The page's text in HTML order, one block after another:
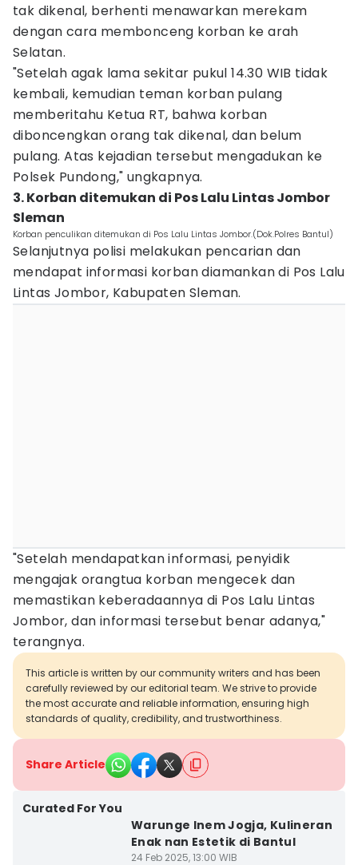
tak dikenal, berhenti menawarkan merekam
dengan cara membonceng korban ke arah
Selatan.
"Setelah agak lama sekitar pukul 14.30 WIB tidak
kembali, kemudian teman korban pulang
memberitahu Ketua RT, bahwa korban
diboncengkan orang tak dikenal, dan belum
pulang. Atas kejadian tersebut mengadukan ke
Polsek Pundong," ungkapnya.
3. Korban ditemukan di Pos Lalu Lintas Jombor
Sleman
Korban penculikan ditemukan di Pos Lalu Lintas Jombor.(Dok.Polres Bantul)
Selanjutnya polisi melakukan pencarian dan
mendapat informasi korban diamankan di Pos Lalu
Lintas Jombor, Kabupaten Sleman.
"Setelah mendapatkan informasi, penyidik
mengajak orangtua korban mengecek dan
memastikan keberadaannya di Pos Lalu Lintas
Jombor, dan informasi tersebut benar adanya,"
terangnya.
This article is written by our community writers and has been
carefully reviewed by our editorial team. We strive to provide
the most accurate and reliable information, ensuring high
standards of quality, credibility, and trustworthiness.
Share Article
Curated For You
Warunge Inem Jogja, Kulineran
Enak nan Estetik di Bantul
24 Feb 2025, 13:00 WIB